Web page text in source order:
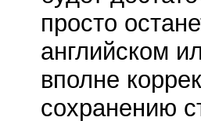
просто
английском
вполне
сохранению